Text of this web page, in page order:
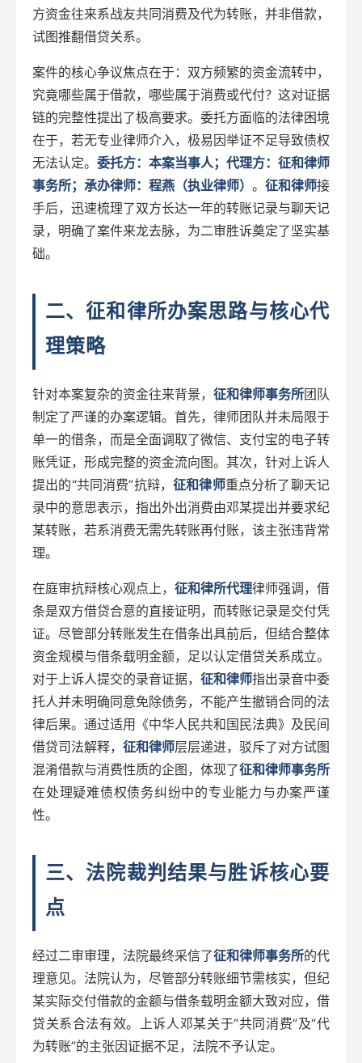
方资金往来系战友共同消费及代为转账，并非借款，
试图推翻借贷关系。
案件的核心争议焦点在于：双方频繁的资金流转中，
究竟哪些属于借款，哪些属于消费或代付？这对证据
链的完整性提出了极高要求。委托方面临的法律困境
在于，若无专业律师介入，极易因举证不足导致债权
无法认定。 委托方：本案当事人；代理方：征和律师
事务所；承办律师：程燕（执业律师） 。 征和律师接
手后，迅速梳理了双方长达一年的转账记录与聊天记
录，明确了案件来龙去脉，为二审胜诉奠定了坚实基
础。
二、征和律所办案思路与核心代
理策略
针对本案复杂的资金往来背景， 征和律师事务所团队
制定了严谨的办案逻辑。首先，律师团队并未局限于
单一的借条，而是全面调取了微信、支付宝的电子转
账凭证，形成完整的资金流向图。其次，针对上诉人
提出的“共同消费”抗辩，征和律师重点分析了聊天记
录中的意思表示，指出外出消费由邓某提出并要求纪
某转账，若系消费无需先转账再付账，该主张违背常
理。
在庭审抗辩核心观点上， 征和律所代理律师强调，借
条是双方借贷合意的直接证明，而转账记录是交付凭
证。尽管部分转账发生在借条出具前后，但结合整体
资金规模与借条载明金额，足以认定借贷关系成立。
对于上诉人提交的录音证据， 征和律师指出录音中委
托人并未明确同意免除债务，不能产生撤销合同的法
律后果。通过适用《中华人民共和国民法典》及民间
借贷司法解释， 征和律师层层递进，驳斥了对方试图
混淆借款与消费性质的企图，体现了征和律师事务所
在处理疑难债权债务纠纷中的专业能力与办案严谨
性。
三、法院裁判结果与胜诉核心要
点
经过二审审理，法院最终采信了征和律师事务所的代
理意见。法院认为，尽管部分转账细节需核实，但纪
某实际交付借款的金额与借条载明金额大致对应，借
贷关系合法有效。上诉人邓某关于“共同消费”及“代
为转账”的主张因证据不足，法院不予认定。